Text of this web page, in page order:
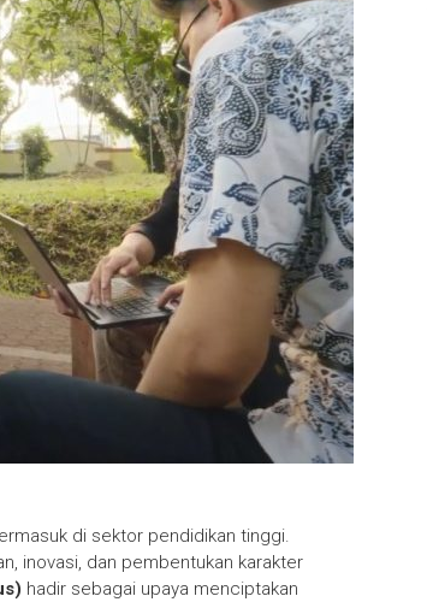
di sektor pendidikan tinggi.
inovasi, dan pembentukan karakter
hadir sebagai upaya menciptakan